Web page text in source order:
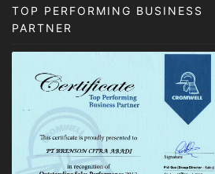
TOP PERFORMING BUSINESS
PARTNER